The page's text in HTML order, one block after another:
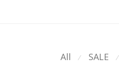
All ⁄ SALE ⁄